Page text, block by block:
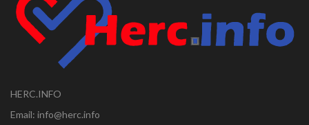
HERC.INFO
Email: info@herc.info